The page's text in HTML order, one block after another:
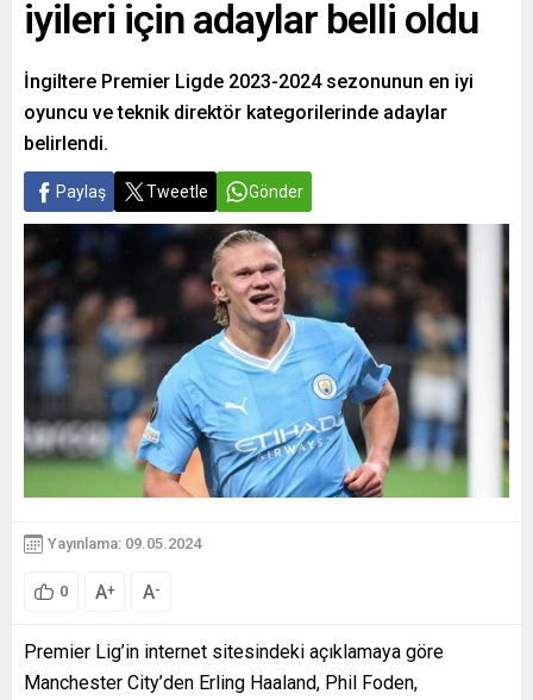
iyileri için adaylar belli oldu
İngiltere Premier Ligde 2023-2024 sezonunun en iyi
oyuncu ve teknik direktör kategorilerinde adaylar
belirlendi.
Paylaş Tweetle Gönder
Yayınlama: 09.05.2024
0 A+ A-
Premier Lig’in internet sitesindeki açıklamaya göre
Manchester City’den Erling Haaland, Phil Foden,